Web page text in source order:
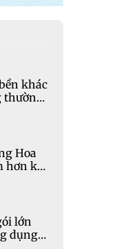
khác
thường
Hoa
hơn kỳ
lớn
dụng